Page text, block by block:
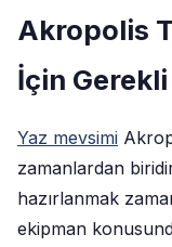
Akropolis
İçin Gerekli
Yaz mevsimi
zamanlardan
hazırlanmak
ekipman